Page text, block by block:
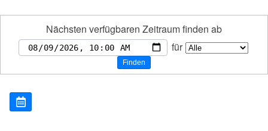
Nächsten verfügbaren Zeitraum finden ab
für
Finden